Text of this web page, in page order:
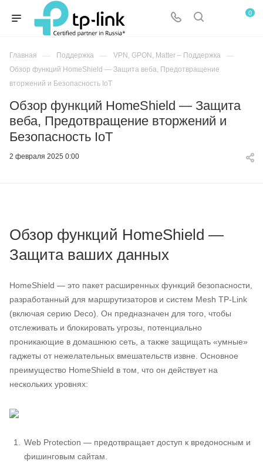
0
Главная — Поддержка — VPN, GPON, Matter – Поддержка —
Обзор функций HomeShield — Защита веба, Предотвращение
вторжений и Безопасность IoT
Обзор функций HomeShield — Защита
веба, Предотвращение вторжений и
Безопасность IoT
2 февраля 2025 0:00
Обзор функций HomeShield —
Защита ваших данных
HomeShield — это пакет расширенных функций безопасности,
разработанный для маршрутизаторов и систем Mesh TP-Link
(включая серию Deco). Он предназначен для того, чтобы
отслеживать и блокировать угрозы, потенциально
проникающие в домашнюю сеть, а также защищать «умные»
гаджеты от нежелательных вмешательств извне. Основное
преимущество HomeShield в том, что он действует на
нескольких уровнях:
Web Protection — предотвращает доступ к вредоносным и
фишинговым сайтам.